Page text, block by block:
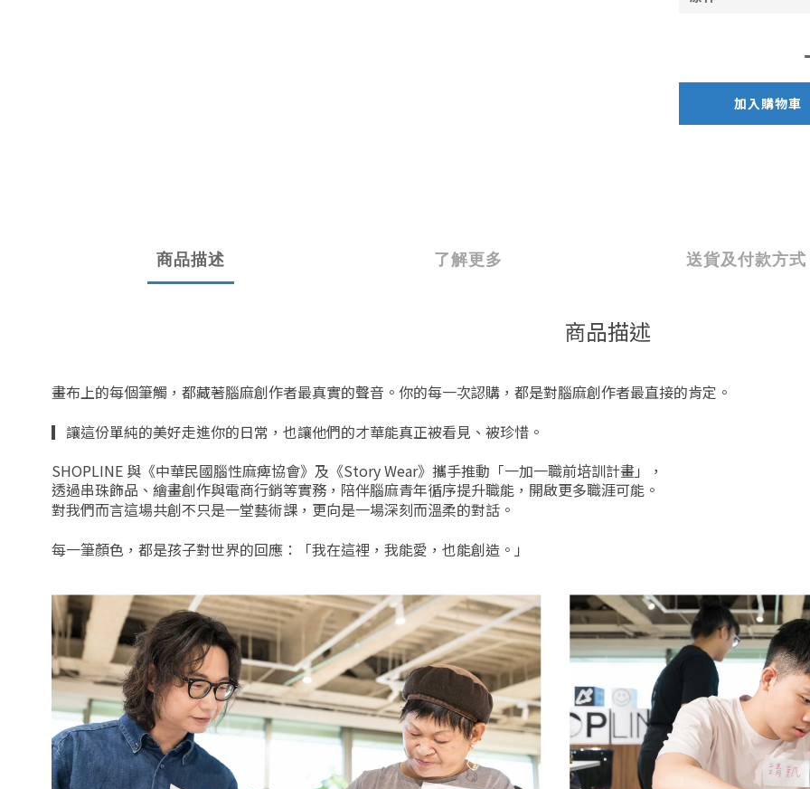
加入購物車
商品描述 了解更多 送貨及付款方式
商品描述
畫布上的每個筆觸，都藏著腦麻創作者最真實的聲音。 你的每一次認購，都是對腦麻創作者最直接的肯定。
▎ 讓這份單純的美好走進你的日常，也讓他們的才華能真正被看見、被珍惜。
SHOPLINE 與《中華民國腦性麻痺協會》及《Story Wear》攜手推動「一加一職前培訓計畫」，
透過串珠飾品、繪畫創作與電商行銷等實務，陪伴腦麻青年循序提升職能，開啟更多職涯可能。
對我們而言這場共創不只是一堂藝術課，更向是一場深刻而溫柔的對話。
每一筆顏色，都是孩子對世界的回應：「我在這裡，我能愛，也能創造。」